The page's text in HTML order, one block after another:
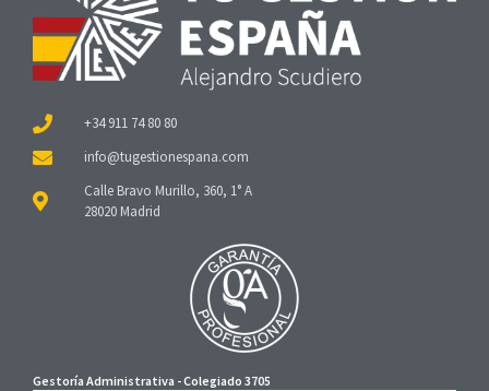
+34 911 74 80 80
Calle Bravo Murillo, 360, 1° A
28020 Madrid
Gestoría Administrativa - Colegiado 3705